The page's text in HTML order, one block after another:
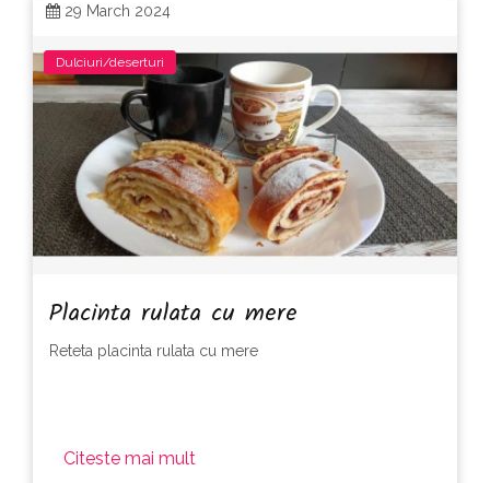
29 March 2024
Dulciuri/deserturi
Placinta rulata cu mere
Reteta placinta rulata cu mere
Citeste mai mult